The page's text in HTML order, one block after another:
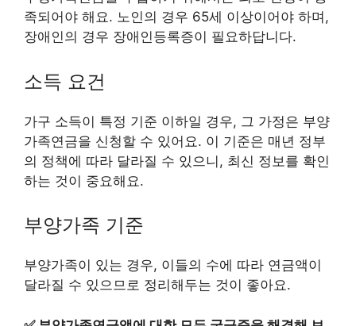
족되어야 해요. 노인의 경우 65세 이상이어야 하며,
장애인의 경우 장애인등록증이 필요하답니다.
소득 요건
가구 소득이 특정 기준 이하일 경우, 그 가정은 부양
가족연금을 신청할 수 있어요. 이 기준은 매년 정부
의 정책에 따라 달라질 수 있으니, 최신 정보를 확인
하는 것이 중요해요.
부양가족 기준
부양가족이 있는 경우, 이들의 수에 따라 연금액이
달라질 수 있으므로 정리해두는 것이 좋아요.